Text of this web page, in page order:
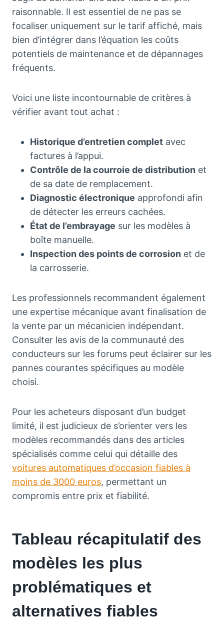
raisonnable. Il est essentiel de ne pas se
focaliser uniquement sur le tarif affiché, mais
bien d’intégrer dans l’équation les coûts
potentiels de maintenance et de dépannages
fréquents.
Voici une liste incontournable de critères à
vérifier avant tout achat :
Historique d’entretien complet avec
factures à l’appui.
Contrôle de la courroie de distribution et
de sa date de remplacement.
Diagnostic électronique approfondi afin
de détecter les erreurs cachées.
État de l’embrayage sur les modèles à
boîte manuelle.
Inspection des points de corrosion et de
la carrosserie.
Les professionnels recommandent également
une expertise mécanique avant finalisation de
la vente par un mécanicien indépendant.
Consulter les avis de la communauté des
conducteurs sur les forums peut éclairer sur les
pannes courantes spécifiques au modèle
choisi.
Pour les acheteurs disposant d’un budget
limité, il est judicieux de s’orienter vers les
modèles recommandés dans des articles
spécialisés comme celui qui détaille des
voitures automatiques d’occasion fiables à
moins de 3000 euros, permettant un
compromis entre prix et fiabilité.
Tableau récapitulatif des
modèles les plus
problématiques et
alternatives fiables